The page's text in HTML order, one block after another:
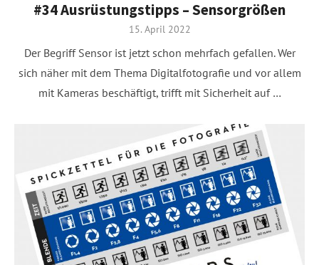
#34 Ausrüstungstipps – Sensorgrößen
Posted
15. April 2022
Der Begriff Sensor ist jetzt schon mehrfach gefallen. Wer
sich näher mit dem Thema Digitalfotografie und vor allem
mit Kameras beschäftigt, trifft mit Sicherheit auf …